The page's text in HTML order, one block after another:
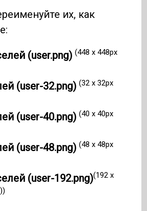
их, как
(user.png)(448 x 448px
(user-32.png)(32 x 32px
(user-40.png)(40 x 40px
(user-48.png)(48 x 48px
(user-192.png)(192 x